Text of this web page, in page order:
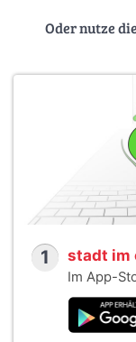
Oder nutze
1 stadt im
Im App-